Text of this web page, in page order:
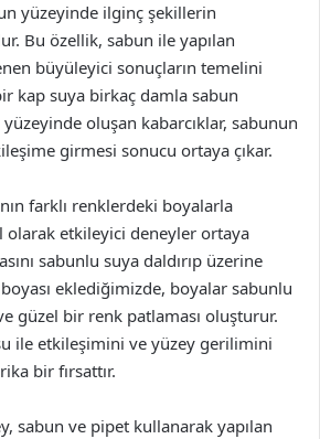
yüzeyinde ilginç şekillerin
Bu özellik, sabun ile yapılan
büyüleyici sonuçların temelini
kap suya birkaç damla sabun
oluşan kabarcıklar, sabunun
girmesi sonucu ortaya çıkar.
farklı renklerdeki boyalarla
etkileyici deneyler ortaya
sabunlu suya daldırıp üzerine
eklediğimizde, boyalar sabunlu
güzel bir renk patlaması oluşturur.
ile etkileşimini ve yüzey gerilimini
bir fırsattır.
sabun ve pipet kullanarak yapılan